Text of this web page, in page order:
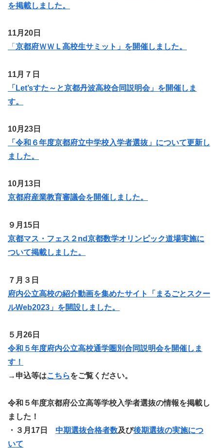
を掲載しました。
11月20日
「 京都府ＷＷＬ高校生サミット」を開催しました。
11月７日
「Let’sすた～と京都丹波高校合同説明会」を開催しま
す。
10月23日
「令和６年度京都府立中学校入学者選抜」について更新し
ました。
10月13日
京都府産業教育審議会を開催しました。
９月15日
京都マス・フェス２nd京都数学オリンピック道場実施に
ついて掲載しました。
７月３日
府内公立高校の紹介動画を集めたサイト「まるごとスクー
ルWeb2023」を開設しました。
５月26日
令和５年度府内公立高校通学圏別合同説明会を開催しま
す！
→申込等はこちらをご覧ください。
令和５年度京都府公立高等学校入学者選抜の情報を掲載し
ました！
・ ３月17日 中期選抜合格者数及び後期選抜の実施につ
いて